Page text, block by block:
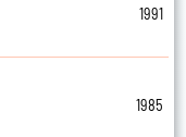
1991
1985